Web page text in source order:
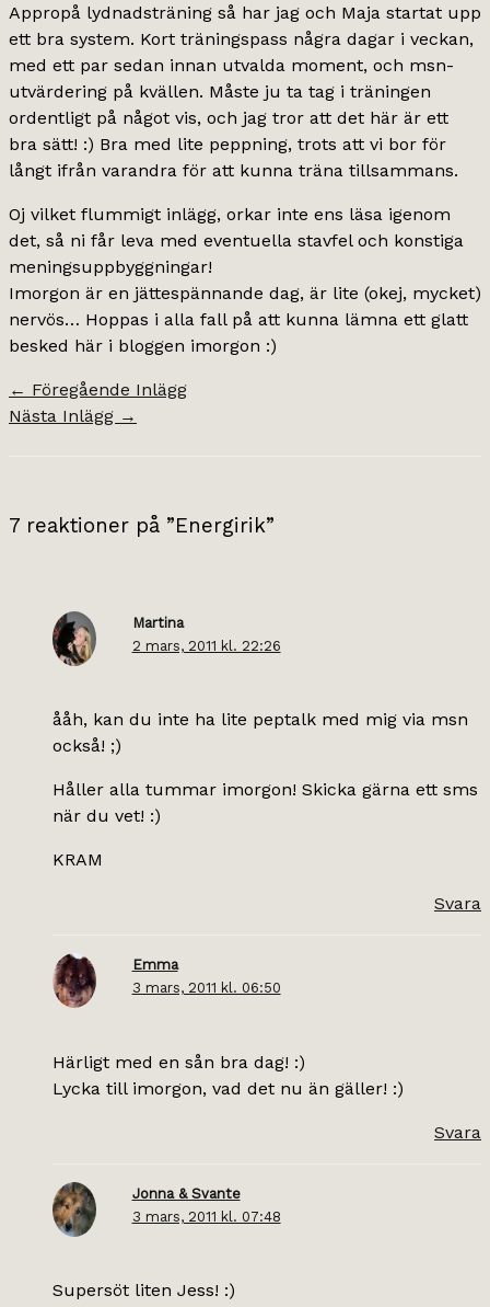
Appropå lydnadsträning så har jag och Maja startat upp
ett bra system. Kort träningspass några dagar i veckan,
med ett par sedan innan utvalda moment, och msn-
utvärdering på kvällen. Måste ju ta tag i träningen
ordentligt på något vis, och jag tror att det här är ett
bra sätt! :) Bra med lite peppning, trots att vi bor för
långt ifrån varandra för att kunna träna tillsammans.
Oj vilket flummigt inlägg, orkar inte ens läsa igenom
det, så ni får leva med eventuella stavfel och konstiga
meningsuppbyggningar!
Imorgon är en jättespännande dag, är lite (okej, mycket)
nervös… Hoppas i alla fall på att kunna lämna ett glatt
besked här i bloggen imorgon :)
← Föregående Inlägg
Nästa Inlägg →
7 reaktioner på ”Energirik”
Martina
2 mars, 2011 kl. 22:26
ååh, kan du inte ha lite peptalk med mig via msn
också! ;)
Håller alla tummar imorgon! Skicka gärna ett sms
när du vet! :)
KRAM
Svara
Emma
3 mars, 2011 kl. 06:50
Härligt med en sån bra dag! :)
Lycka till imorgon, vad det nu än gäller! :)
Svara
Jonna & Svante
3 mars, 2011 kl. 07:48
Supersöt liten Jess! :)